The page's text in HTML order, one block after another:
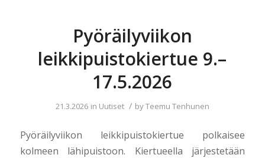
Pyöräilyviikon
leikkipuistokiertue 9.–
17.5.2026
21.3.2026 in Uutiset / byTeemu Tenhunen
Pyöräilyviikon leikkipuistokiertue polkaisee
kolmeen lähipuistoon. Kiertueella järjestetään